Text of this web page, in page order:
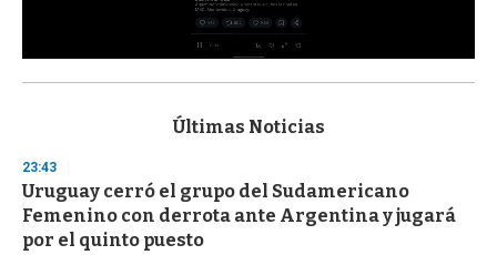
s
d
s
o
f
3
Últimas Noticias
23:43
Uruguay cerró el grupo del Sudamericano
Femenino con derrota ante Argentina y jugará
por el quinto puesto